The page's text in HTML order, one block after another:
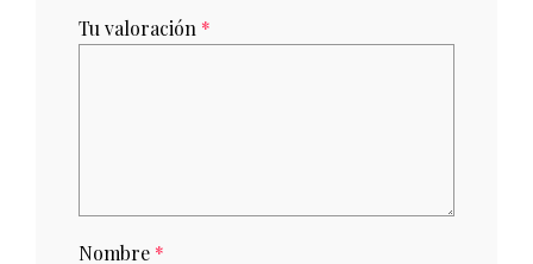
Tu valoración *
Nombre *